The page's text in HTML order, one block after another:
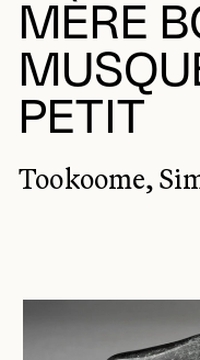
MÈRE
PETIT
Tookoome,